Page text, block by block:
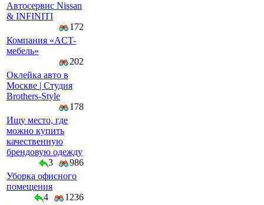
Автосервис Nissan
& INFINITI
172
Компaния «AСT-
мeбeль»
202
Оклейка авто в
Москве | Студия
Brothers-Style
178
Ищу место, где
можно купить
качественную
брендовую одежду
3
986
Уборка офисного
помещения
4
1236